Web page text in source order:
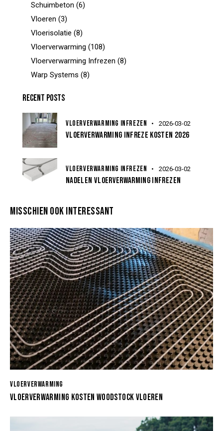
Schuimbeton (6)
Vloeren (3)
Vloerisolatie (8)
Vloerverwarming (108)
Vloerverwarming Infrezen (8)
Warp Systems (8)
RECENT POSTS
VLOERVERWARMING INFREZEN 2026-03-02
VLOERVERWARMING INFREZE KOSTEN 2026
VLOERVERWARMING INFREZEN 2026-03-02
NADELEN VLOERVERWARMING INFREZEN
MISSCHIEN OOK INTERESSANT
VLOERVERWARMING
VLOERVERWARMING KOSTEN WOODSTOCK VLOEREN